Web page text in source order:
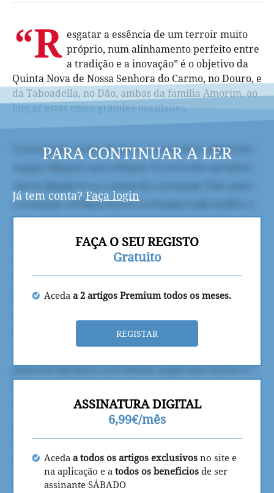
“R esgatar a essência de um terroir muito
próprio, num alinhamento perfeito entre
a tradição e a inovação” é o objetivo da
Quinta Nova de Nossa Senhora do Carmo, no Douro, e
da Taboadella, no Dão, ambas da família Amorim, ao
lançar estas cinco grandes novidades.
PARA CONTINUAR A LER
Já tem conta? Faça login
FAÇA O SEU REGISTO
Gratuito
Aceda a 2 artigos Premium todos os meses.
REGISTAR
ASSINATURA DIGITAL
6,99€/mês
Aceda a todos os artigos exclusivos no site e
na aplicação e a todos os beneficios de ser
assinante SÁBADO